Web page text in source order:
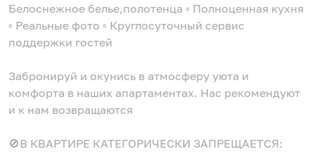
Белоснежное белье,полотенца ▫️ Полноценная кухня
▫️ Реальные фото ▫️ Круглосуточный сервис
поддержки гостей
Забронируй и окунись в атмосферу уюта и
комфорта в наших апартаментах. Нас рекомендуют
и к нам возвращаются
🚫В КВАРТИРЕ КАТЕГОРИЧЕСКИ ЗАПРЕЩАЕТСЯ: